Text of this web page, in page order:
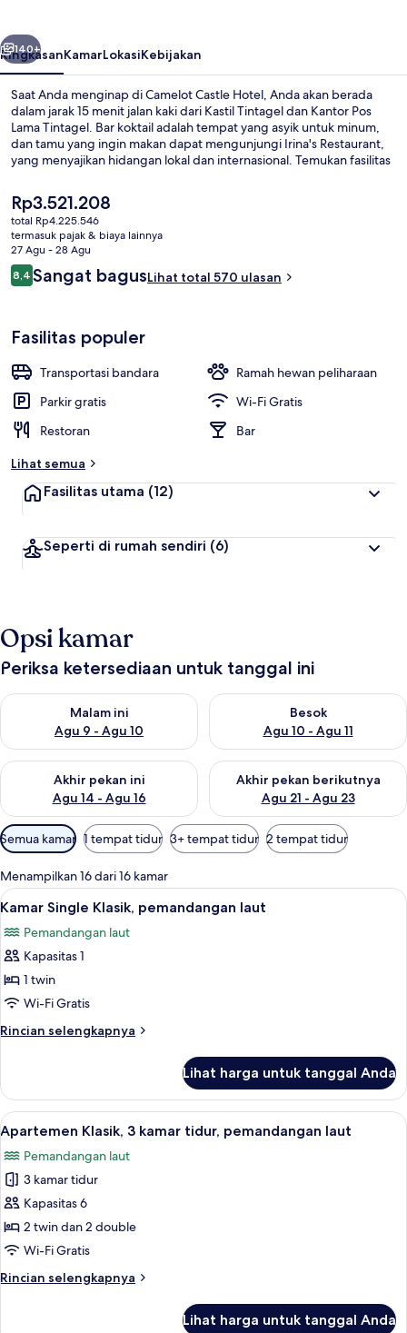
Berikutnya
140+
RingkasanKamarLokasiKebijakan
Saat Anda menginap di Camelot Castle Hotel, Anda akan berada
dalam jarak 15 menit jalan kaki dari Kastil Tintagel dan Kantor Pos
Lama Tintagel. Bar koktail adalah tempat yang asyik untuk minum,
dan tamu yang ingin makan dapat mengunjungi Irina's Restaurant,
yang menyajikan hidangan lokal dan internasional. Temukan fasilitas
teras, dan taman. Para traveler terkesan dengan staf dan lokasi.
Harga
saat
ini
Rp3.521.208
Rp3.521.208
total Rp4.225.546
termasuk pajak & biaya lainnya
27 Agu - 28 Agu
Ulasan
8,48,4 dari 10
Sangat bagusLihat total 570 ulasan
Fasilitas populer
Transportasi bandara
Ramah hewan peliharaan
Parkir gratis
Wi-Fi Gratis
Restoran
Bar
Lihat semua
Fasilitas utama (12)
Seperti di rumah sendiri (6)
Opsi kamar
Periksa ketersediaan untuk tanggal ini
Malam ini
Agu 9 - Agu 10
Periksa ketersediaan untuk malam ini Agu 9 - Agu 10
Besok
Agu 10 - Agu 11
Periksa ketersediaan untuk
Akhir pekan ini
Agu 14 - Agu 16
Periksa ketersediaan untuk akhir pekan ini Agu 14 - Agu 16
Akhir pekan berikutnya
Agu 21 - Agu 23
Periksa ketersediaan untuk
Filter
tersedia
untuk
kamar
Semua kamar 1 tempat tidur 3+ tempat tidur 2 tempat tidur
Menampilkan 16 dari 16 kamar
Lihat
semua
foto
untuk
Kamar
Single
Klasik,
pemandangan
Kamar Single Klasik, pemandangan
5
Kamar Single Klasik, pemandangan laut
Pemandangan laut
Kapasitas 1
1 twin
Wi-Fi Gratis
Rincian selengkapnya
Rincian
Kamar
Single
Klasik,
pemandangan
laut
Lihat harga untuk tanggal Anda
Lihat
semua
foto
untuk
Apartemen
Klasik,
3
tidur,
Apartemen Klasik, 3 kamar tidur,
8
Apartemen Klasik, 3 kamar tidur, pemandangan laut
Pemandangan laut
3 kamar tidur
Kapasitas 6
2 twin dan 2 double
Wi-Fi Gratis
Rincian selengkapnya
Rincian
Lihat harga untuk tanggal Anda